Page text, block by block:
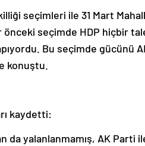
seçimleri ile 31 Mart
seçimde HDP hiçbir
Bu seçimde gücünü
konuştu.
kaydetti:
da yalanlanmamış, AK Parti